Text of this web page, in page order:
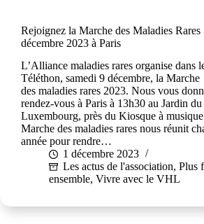
Rejoignez la Marche des Maladies Rares
décembre 2023 à Paris
L’Alliance maladies rares organise dans
Téléthon, samedi 9 décembre, la Marche
des maladies rares 2023. Nous vous
rendez-vous à Paris à 13h30 au Jardin du
Luxembourg, près du Kiosque à
Marche des maladies rares nous réunit
année pour rendre…
1 décembre 2023
Les actus de l'association, Plus
ensemble, Vivre avec le VHL